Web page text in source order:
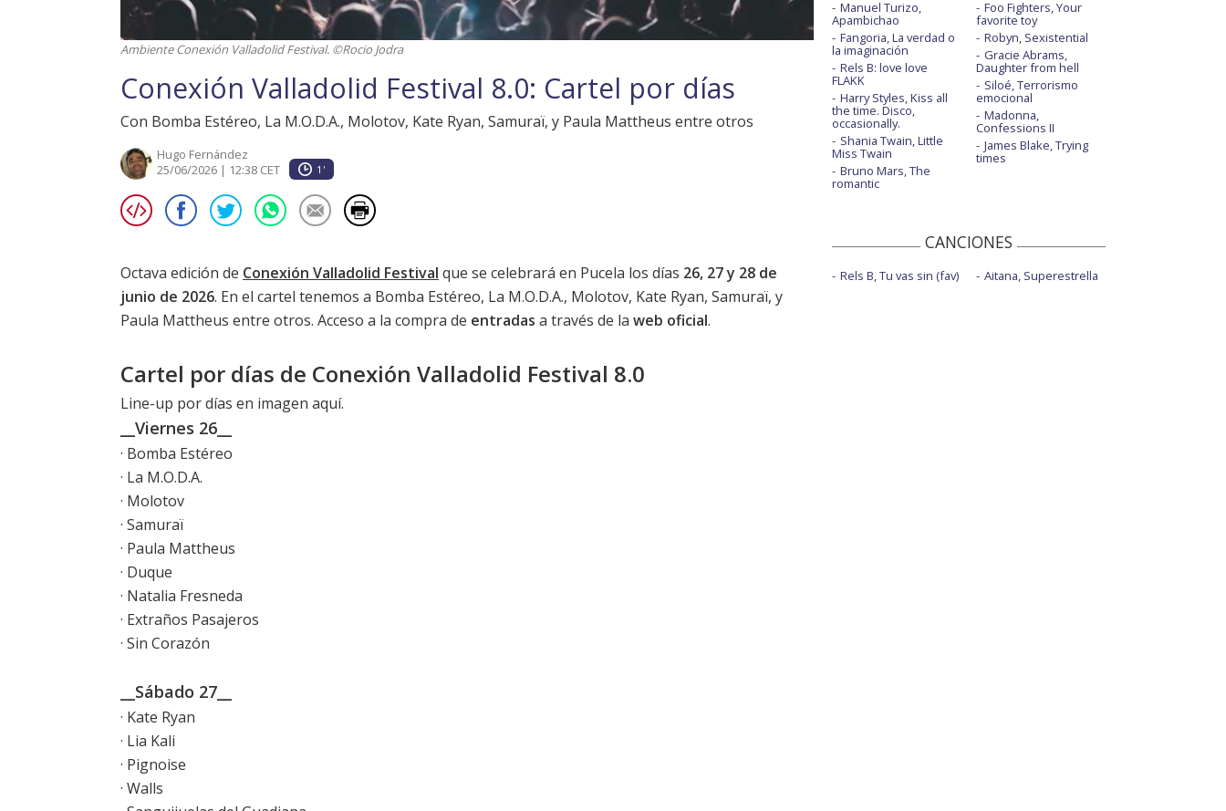
Ambiente Conexión Valladolid Festival. ©Rocio Jodra
Conexión Valladolid Festival 8.0: Cartel por días
Con Bomba Estéreo, La M.O.D.A., Molotov, Kate Ryan, Samuraï, y Paula Mattheus entre otros
Hugo Fernández
25/06/2026 | 12:38 CET
1'
Octava edición de Conexión Valladolid Festival que se celebrará en Pucela los días 26, 27 y 28 de
junio de 2026. En el cartel tenemos a Bomba Estéreo, La M.O.D.A., Molotov, Kate Ryan, Samuraï, y
Paula Mattheus entre otros. Acceso a la compra de entradas a través de la web oficial.
Cartel por días de Conexión Valladolid Festival 8.0
Line-up por días en imagen aquí.
__Viernes 26__
· Bomba Estéreo
· La M.O.D.A.
· Molotov
· Samuraï
· Paula Mattheus
· Duque
· Natalia Fresneda
· Extraños Pasajeros
· Sin Corazón
__Sábado 27__
· Kate Ryan
· Lia Kali
· Pignoise
· Walls
Manuel Turizo,
Apambichao
Fangoria, La verdad o
la imaginación
Rels B: love love
FLAKK
Harry Styles, Kiss all
the time. Disco,
occasionally.
Shania Twain, Little
Miss Twain
Bruno Mars, The
romantic
Foo Fighters, Your
favorite toy
Robyn, Sexistential
Gracie Abrams,
Daughter from hell
Siloé, Terrorismo
emocional
Madonna,
Confessions II
James Blake, Trying
times
CANCIONES
Rels B, Tu vas sin (fav) Aitana, Superestrella